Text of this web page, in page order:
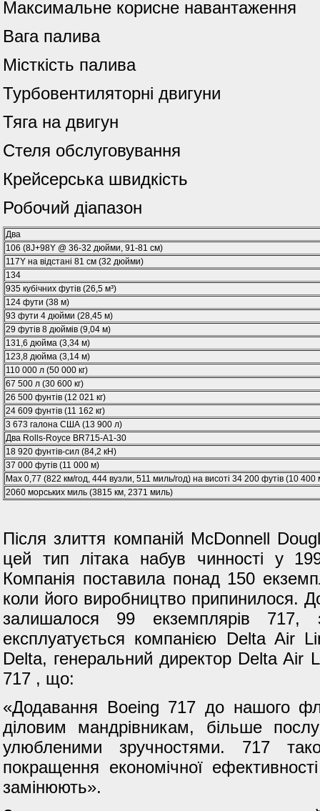
Максимальне корисне навантаження
Вага палива
Місткість палива
Турбовентиляторні двигуни
Тяга на двигун
Стеля обслуговування
Крейсерська швидкість
Робочий діапазон
Два
106 (8J+98Y @ 36-32 дюйми, 91-81 см)
117Y на відстані 81 см (32 дюйми)
134
935 кубічних футів (26,5 м³)
124 фути (38 м)
93 фути 4 дюйми (28,45 м)
29 футів 8 дюймів (9,04 м)
131,6 дюйма (3,34 м)
123,8 дюйма (3,14 м)
110 000 л (50 000 кг)
67 500 л (30 600 кг)
26 500 фунтів (12 021 кг)
24 609 фунтів (11 162 кг)
3 673 галона США (13 900 л)
Два Rolls-Royce BR715-A1-30
18 920 фунтів-сил (84,2 кН)
37 000 футів (11 000 м)
Мах 0,77 (822 км/год, 444 вузли, 511 миль/год) на висоті 34 200 футів (10 400
2060 морських миль (3815 км, 2371 миль)
Після злиття компаній McDonnell
цей тип літака набув чинності у
Компанія поставила понад 150
коли його виробництво припинилося.
залишалося 99 екземплярів 717,
експлуатується компанією Delta Air
Delta, генеральний директор Delta Air
717 , що:
«Додавання Boeing 717 до нашого
діловим мандрівникам, більше
улюбленими зручностями. 717
покращення економічної
замінюють».